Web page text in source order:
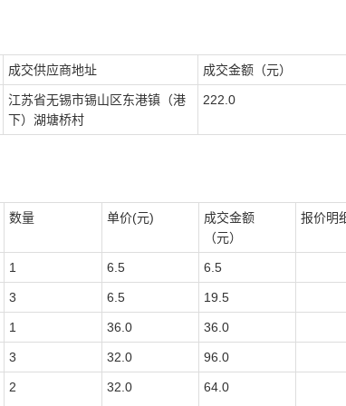
成交供应商地址 成交金额（元）
江苏省无锡市锡山区东港镇（港
下）湖塘桥村
222.0
数量 单价(元)
成交金额
（元）
报价明
1 6.5 6.5
3 6.5 19.5
1 36.0 36.0
3 32.0 96.0
2 32.0 64.0